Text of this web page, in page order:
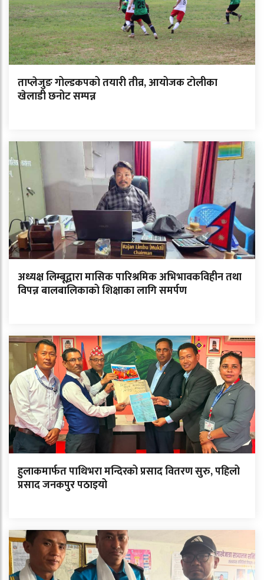
ताप्लेजुङ गोल्डकपको तयारी तीव्र, आयोजक टोलीका
खेलाडी छनोट सम्पन्न
अध्यक्ष लिम्बूद्वारा मासिक पारिश्रमिक अभिभावकविहीन तथा
विपन्न बालबालिकाको शिक्षाका लागि समर्पण
हुलाकमार्फत पाथिभरा मन्दिरको प्रसाद वितरण सुरु, पहिलो
प्रसाद जनकपुर पठाइयो